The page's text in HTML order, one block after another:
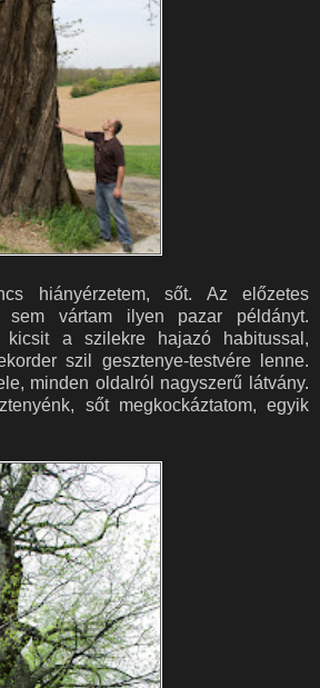
hiányérzetem, sőt. Az előzetes
sem vártam ilyen pazar példányt.
kicsit a szilekre hajazó habitussal,
szil gesztenye-testvére lenne.
minden oldalról nagyszerű látvány.
sőt megkockáztatom, egyik